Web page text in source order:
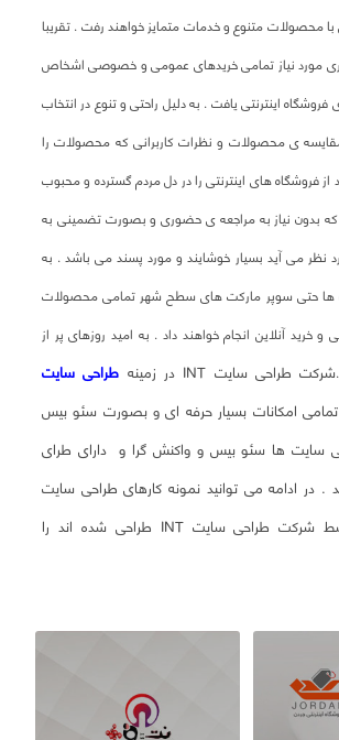
با محصولات متنوع و خدمات متمایز خواهند رفت . تقریبا
مورد نیاز تمامی خریدهای عمومی و خصوصی اشخاص
اینترنتی یافت . به دلیل راحتی و تنوع در انتخاب
ی محصولات و نظرات کاربرانی که محصولات را
از فروشگاه های اینترنتی را در دل مردم گسترده و محبوب
بدون نیاز به مراجعه ی حضوری و بصورت تضمینی به
نظر می آید بسیار خوشایند و مورد پسند می باشد . به
ها حتی سوپر مارکت های سطح شهر تمامی محصولات
و خرید آنلاین انجام خواهند داد . به امید روزهای پر از
شرکت طراحی سایت INT در زمینه
طراحی سایت
تمامی امکانات بسیار حرفه ای و بصورت سئو بیس
سایت ها سئو بیس و واکنش گرا و دارای طرای
. در ادامه می توانید نمونه کارهای طراحی سایت
فروشگاهی که توسط شرکت طراحی سایت INT طراحی شده اند را